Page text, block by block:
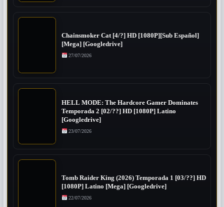
Chainsmoker Cat [4/?] HD [1080P][Sub Español]
[Mega] [Googledrive]
27/07/2026
HELL MODE: The Hardcore Gamer Dominates
Temporada 2 [02/??] HD [1080P] Latino
[Googledrive]
23/07/2026
Tomb Raider King (2026) Temporada 1 [03/??] HD
[1080P] Latino [Mega] [Googledrive]
22/07/2026